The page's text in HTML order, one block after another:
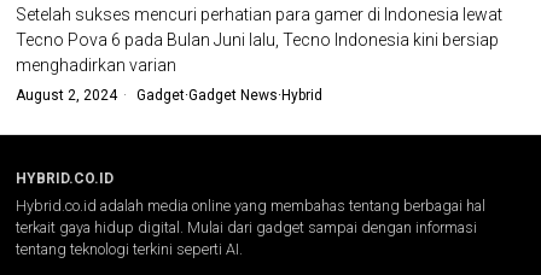
Setelah sukses mencuri perhatian para gamer di Indonesia lewat
Tecno Pova 6 pada Bulan Juni lalu, Tecno Indonesia kini bersiap
menghadirkan varian
August 2, 2024 Gadget·Gadget News· Hybrid
HYBRID.CO.ID
Hybrid.co.id adalah media online yang membahas tentang berbagai hal
terkait gaya hidup digital. Mulai dari gadget sampai dengan informasi
tentang teknologi terkini seperti AI.